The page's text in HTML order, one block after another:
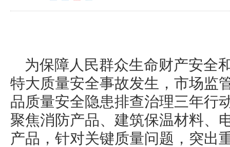
为保障人民群众生命财产安全
特大质量安全事故发生，市场监
品质量安全隐患排查治理三年行
聚焦消防产品、建筑保温材料、
产品，针对关键质量问题，突出